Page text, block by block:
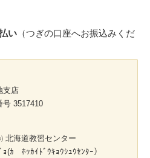
い （つぎの口座へお振込みくだ
支店
3517410
北海道教習センター
ｮ(ｶ ﾎｯｶｲﾄﾞｳｷｮｳｼｭｳｾﾝﾀｰ）